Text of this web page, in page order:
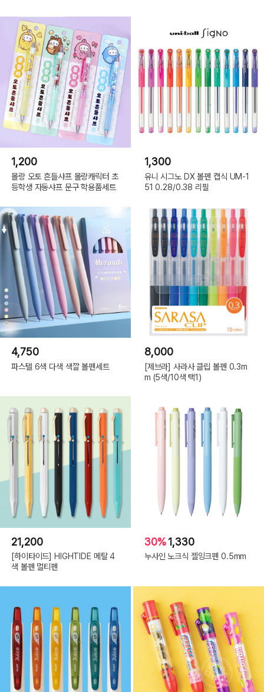
1,200
몰랑 오토 흔들샤프 몰랑캐릭터 초
등학생 자동샤프 문구 학용품세트
1,300
유니 시그노 DX 볼펜 캡식 UM-1
51 0.28/0.38 리필
4,750
파스텔 6색 다색 색깔 볼펜세트
8,000
[제브라] 사라사 클립 볼펜 0.3m
m (5색/10색 택1)
21,200
[하이타이드] HIGHTIDE 메탈 4
색 볼펜 멀티펜
30%1,330
누사인 노크식 젤잉크펜 0.5mm